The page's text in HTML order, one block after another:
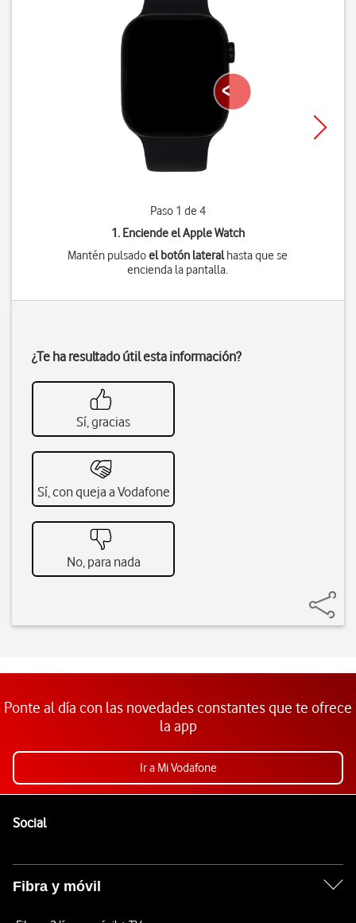
Paso 1 de 4
1. Enciende el Apple Watch
Mantén pulsadoel botón lateralhasta que se
encienda la pantalla.
¿Te ha resultado útil esta información?
Sí, gracias
Sí, con queja a Vodafone
No, para nada
Ponte al día con las novedades constantes que te ofrece
la app
Ir a Mi Vodafone
SocialEnlaces a las redes sociales de Vodafone
Fibra y móvil